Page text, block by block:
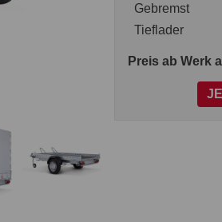
Gebremst
Tieflader
Preis ab Werk